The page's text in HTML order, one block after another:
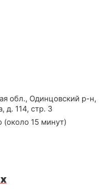
обл., Одинцовский р-н,
д. 114, стр. 3
(около 15 минут)